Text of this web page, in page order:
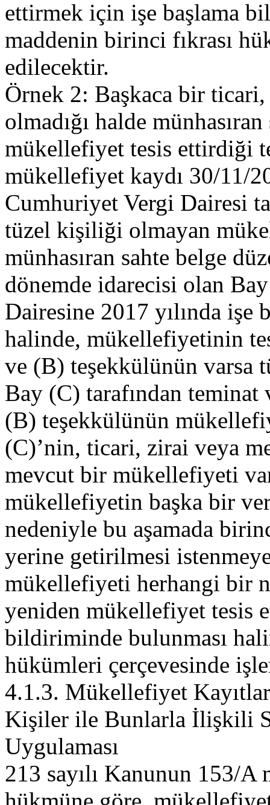
ettirmek için işe başlama
maddenin birinci fıkrası
edilecektir.
Örnek 2: Başkaca bir
olmadığı halde
mükellefiyet tesis ettirdiği
mükellefiyet kaydı 30/11/
Cumhuriyet Vergi Dairesi
tüzel kişiliği olmayan
münhasıran sahte belge
dönemde idarecisi olan
Dairesine 2017 yılında işe
halinde, mükellefiyetinin
ve (B) teşekkülünün varsa
Bay (C) tarafından teminat
(B) teşekkülünün
(C)’nin, ticari, zirai veya
mevcut bir mükellefiyeti
mükellefiyetin başka bir
nedeniyle bu aşamada
yerine getirilmesi
mükellefiyeti herhangi bir
yeniden mükellefiyet tesis
bildiriminde bulunması
hükümleri çerçevesinde
4.1.3. Mükellefiyet
Kişiler ile Bunlarla İlişkili
Uygulaması
213 sayılı Kanunun 153/A